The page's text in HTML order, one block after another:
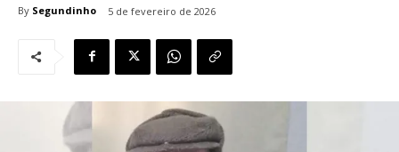
By Segundinho 5 de fevereiro de 2026